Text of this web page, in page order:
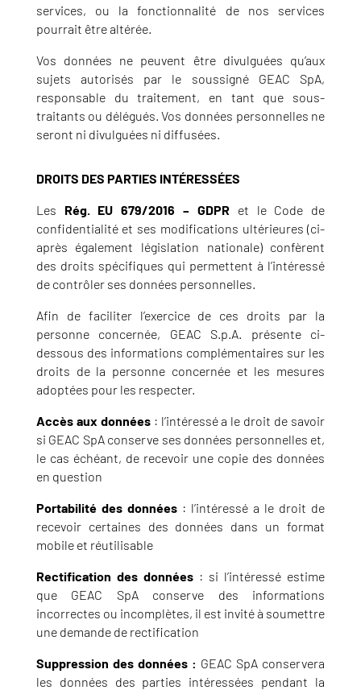
services, ou la fonctionnalité de nos services
pourrait être altérée.
Vos données ne peuvent être divulguées qu’aux
sujets autorisés par le soussigné GEAC SpA,
responsable du traitement, en tant que sous-
traitants ou délégués. Vos données personnelles ne
seront ni divulguées ni diffusées.
DROITS DES PARTIES INTÉRESSÉES
Les Rég. EU 679/2016 – GDPRet le Code de
confidentialité et ses modifications ultérieures (ci-
après également législation nationale) confèrent
des droits spécifiques qui permettent à l’intéressé
de contrôler ses données personnelles.
Afin de faciliter l’exercice de ces droits par la
personne concernée, GEAC S.p.A. présente ci-
dessous des informations complémentaires sur les
droits de la personne concernée et les mesures
adoptées pour les respecter.
Accès aux données: l’intéressé a le droit de savoir
si GEAC SpA conserve ses données personnelles et,
le cas échéant, de recevoir une copie des données
en question
Portabilité des données: l’intéressé a le droit de
recevoir certaines des données dans un format
mobile et réutilisable
Rectification des données: si l’intéressé estime
que GEAC SpA conserve des informations
incorrectes ou incomplètes, il est invité à soumettre
une demande de rectification
Suppression des données : GEAC SpA conservera
les données des parties intéressées pendant la